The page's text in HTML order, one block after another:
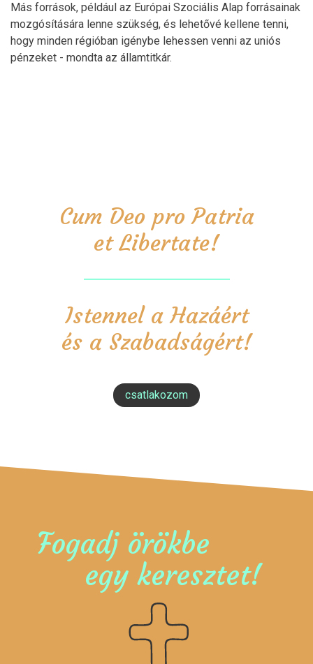
Más források, például az Európai Szociális Alap forrásainak
mozgósítására lenne szükség, és lehetővé kellene tenni,
hogy minden régióban igénybe lehessen venni az uniós
pénzeket - mondta az államtitkár.
Cum Deo pro Patria
et Libertate!
Istennel a Hazáért
és a Szabadságért!
csatlakozom
Fogadj örökbe
egy keresztet!